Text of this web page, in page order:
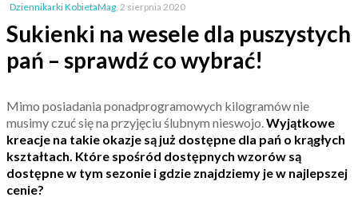
Dziennikarki KobietaMag, 2 sierpnia 2020
Sukienki na wesele dla puszystych
pań – sprawdź co wybrać!
Mimo posiadania ponadprogramowych kilogramów nie
musimy czuć się na przyjęciu ślubnym nieswojo.Wyjątkowe
kreacje na takie okazje są już dostępne dla pań o krągłych
kształtach. Które spośród dostępnych wzorów są
dostępne w tym sezonie i gdzie znajdziemy je w najlepszej
cenie?